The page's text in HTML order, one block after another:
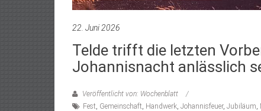
22. Juni 2026
Telde trifft die letzten
Johannisnacht anlässlich
Veröffentlicht von: Wochenblatt
Fest Gemeinschaft Handwerk Johannisfeuer, Jubiläum